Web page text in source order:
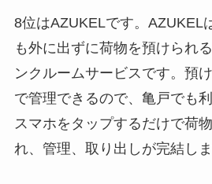
8位はAZUKELです。AZUKEL
も外に出ずに荷物を預けられ
ンクルームサービスです。預
で管理できるので、亀戸でも
スマホをタップするだけで荷
れ、管理、取り出しが完結しま